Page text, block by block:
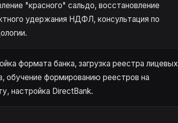
"красного" сальдо, восстановление
удержания НДФЛ, консультация по
формата банка, загрузка реестра лицевых
обучение формированию реестров на
настройка DirectBank.